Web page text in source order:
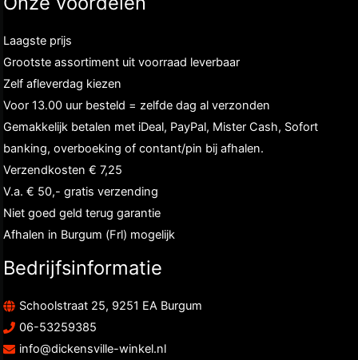
Laagste prijs
Grootste assortiment uit voorraad leverbaar
Zelf afleverdag kiezen
Voor 13.00 uur besteld = zelfde dag al verzonden
Gemakkelijk betalen met iDeal, PayPal, Mister Cash, Sofort
banking, overboeking of contant/pin bij afhalen.
Verzendkosten € 7,25
V.a. € 50,- gratis verzending
Niet goed geld terug garantie
Afhalen in Burgum (Frl) mogelijk
Bedrijfsinformatie
Schoolstraat 25, 9251 EA Burgum
06-53259385
info@dickensville-winkel.nl